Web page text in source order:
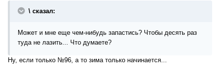
\ сказал:
Может и мне еще чем-нибудь запастись? Чтобы десять раз
туда не лазить... Что думаете?
Ну, если только №96, а то зима только начинается...